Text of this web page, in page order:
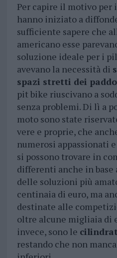
Per capire il motivo per
hanno iniziato a
sufficiente sapere che
americano esse
soluzione ideale per i
avevano la necessità di
spazi stretti dei
pit bike riuscivano a
senza problemi. Di lì a
moto sono state
vere e proprie, che
numerosi appassionati
si possono trovare in
differenti anche in base
delle soluzioni più
centinaia di euro, ma
destinate alle
oltre alcune migliaia di
invece, sono le
restando che non